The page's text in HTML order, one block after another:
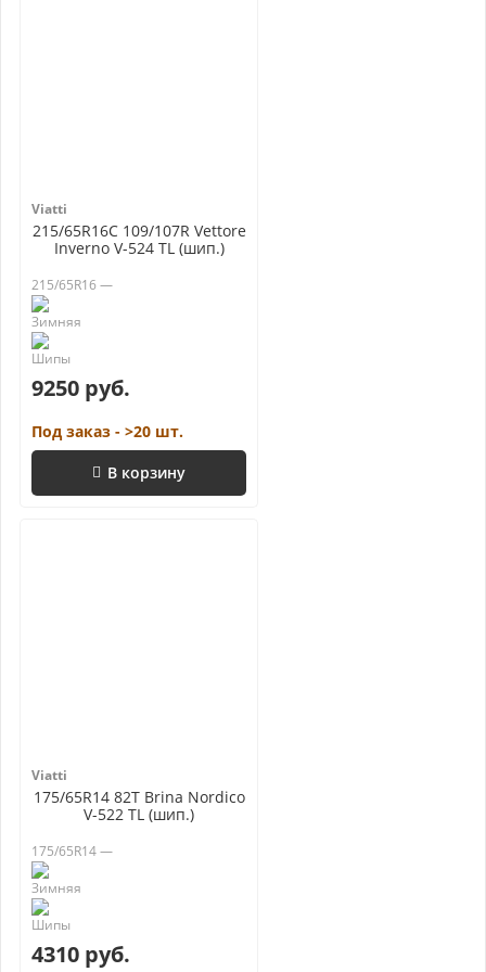
Viatti
215/65R16C 109/107R Vettore
Inverno V-524 TL (шип.)
215/65R16 —
9250 руб.
Под заказ - >20 шт.
В корзину
Viatti
175/65R14 82T Brina Nordico
V-522 TL (шип.)
175/65R14 —
4310 руб.